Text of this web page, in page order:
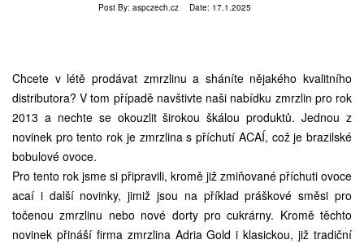
Post By: aspczech.cz Date: 17.1.2025
Chcete v létě prodávat zmrzlinu a sháníte nějakého kvalitního
distributora? V tom případě navštivte naši nabídku zmrzlin pro rok
2013 a nechte se okouzlit širokou škálou produktů. Jednou z
novinek pro tento rok je zmrzlina s příchutí ACAÍ, což je brazilské
bobulové ovoce.
Pro tento rok jsme si připravili, kromě již zmiňované příchuti ovoce
acaí i další novinky, jimiž jsou na příklad práškové směsi pro
točenou zmrzlinu nebo nové dorty pro cukrárny. Kromě těchto
novinek přináší firma zmrzlina Adria Gold i klasickou, již tradiční